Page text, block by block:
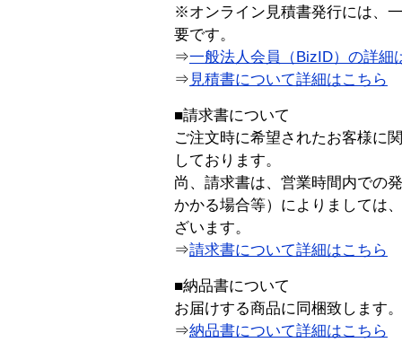
※オンライン見積書発行には、
要です。
⇒一般法人会員（BizID）の詳細
⇒ 見積書について詳細はこちら
■請求書について
ご注文時に希望されたお客様に
しております。
尚、請求書は、営業時間内での
かかる場合等）によりましては
ざいます。
⇒請求書について詳細はこちら
■納品書について
お届けする商品に同梱致します。
⇒納品書について詳細はこちら